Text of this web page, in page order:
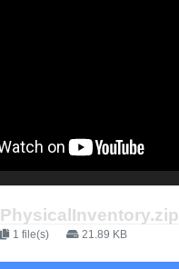
PhysicalInventory.zip
1 file(s) 21.89 KB